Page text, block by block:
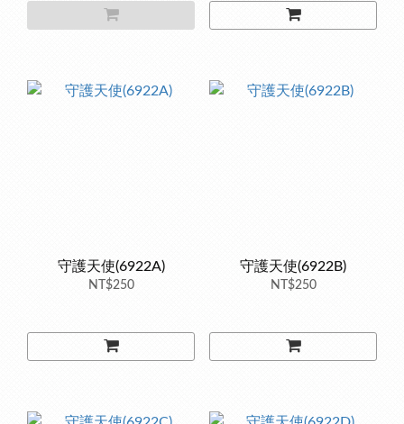
守護天使(6922A)
NT$250
守護天使(6922B)
NT$250